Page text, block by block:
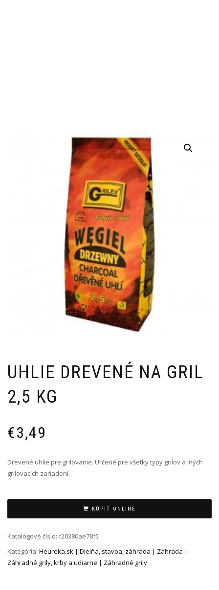
UHLIE DREVENÉ NA GRIL
2,5 KG
€3,49
Drevené uhlie pre grilovanie. Určené pre všetky typy grilov a iných
grilovacích zariadení.
KÚPIŤ ONLINE
Katalógové číslo: f20380ae78f5
Kategória: Heureka.sk | Dielňa, stavba, záhrada | Záhrada |
Záhradné grily, krby a udiarne | Záhradné grily